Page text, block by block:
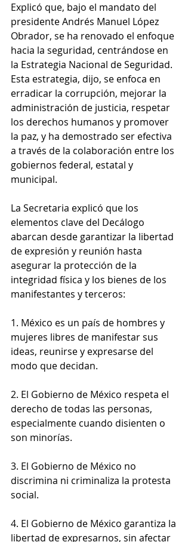
Explicó que, bajo el mandato del
presidente Andrés Manuel López
Obrador, se ha renovado el enfoque
hacia la seguridad, centrándose en
la Estrategia Nacional de Seguridad.
Esta estrategia, dijo, se enfoca en
erradicar la corrupción, mejorar la
administración de justicia, respetar
los derechos humanos y promover
la paz, y ha demostrado ser efectiva
a través de la colaboración entre los
gobiernos federal, estatal y
municipal.
La Secretaria explicó que los
elementos clave del Decálogo
abarcan desde garantizar la libertad
de expresión y reunión hasta
asegurar la protección de la
integridad física y los bienes de los
manifestantes y terceros:
1. México es un país de hombres y
mujeres libres de manifestar sus
ideas, reunirse y expresarse del
modo que decidan.
2. El Gobierno de México respeta el
derecho de todas las personas,
especialmente cuando disienten o
son minorías.
3. El Gobierno de México no
discrimina ni criminaliza la protesta
social.
4. El Gobierno de México garantiza la
libertad de expresarnos, sin afectar